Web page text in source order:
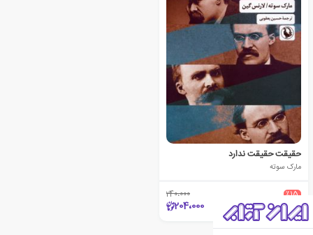
حقیقت حقیقت ندارد
مارک سوته
٪15 240،000
204،000